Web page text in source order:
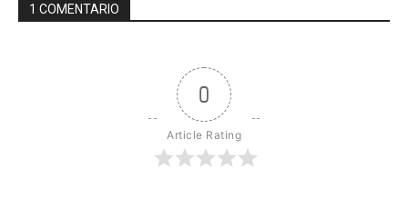
1 COMENTARIO
0
Article Rating